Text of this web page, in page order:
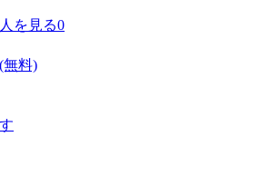
を見る0
無料)